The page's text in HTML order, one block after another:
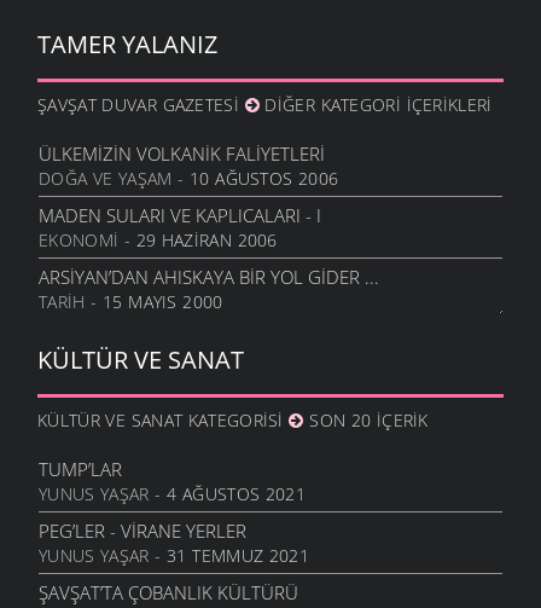
TAMER YALANIZ
ŞAVŞAT DUVAR GAZETESI DIĞER KATEGORI İÇERIKLERI
ÜLKEMIZIN VOLKANIK FALIYETLERI
DOĞA VE YAŞAM - 10 AĞUSTOS 2006
MADEN SULARI VE KAPLICALARI - I
EKONOMI - 29 HAZIRAN 2006
ARSIYAN’DAN AHISKAYA BIR YOL GIDER ...
TARIH - 15 MAYIS 2000
KÜLTÜR VE SANAT
KÜLTÜR VE SANAT KATEGORISI SON 20 İÇERIK
TUMP’LAR
YUNUS YAŞAR - 4 AĞUSTOS 2021
PEG’LER - VIRANE YERLER
YUNUS YAŞAR - 31 TEMMUZ 2021
ŞAVŞAT’TA ÇOBANLIK KÜLTÜRÜ